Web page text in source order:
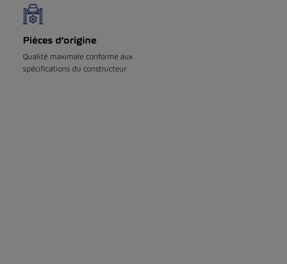
Pièces d’origine
Qualité maximale conforme aux
spécifications du constructeur